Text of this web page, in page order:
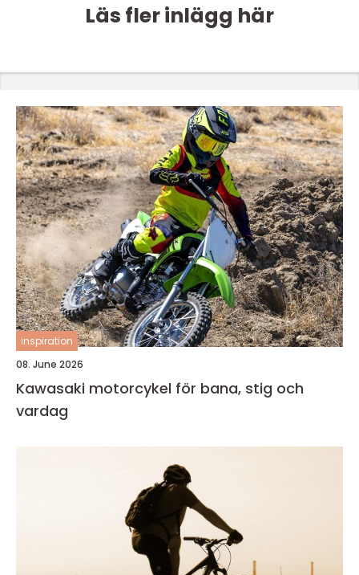
Läs fler inlägg här
inspiration
08. June 2026
Kawasaki motorcykel för bana, stig och
vardag